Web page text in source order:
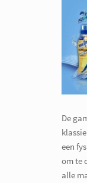
De
een
om te
alle